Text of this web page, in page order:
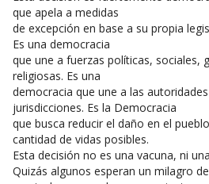
que apela a medidas
de excepción en base a su propia
Es una democracia
que une a fuerzas políticas, sociales,
religiosas. Es una
democracia que une a las
jurisdicciones. Es la Democracia
que busca reducir el daño en el
cantidad de vidas posibles.
Esta decisión no es una vacuna, ni
Quizás algunos esperan un milagro